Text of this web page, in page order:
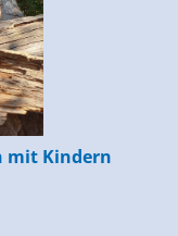
mit Kindern